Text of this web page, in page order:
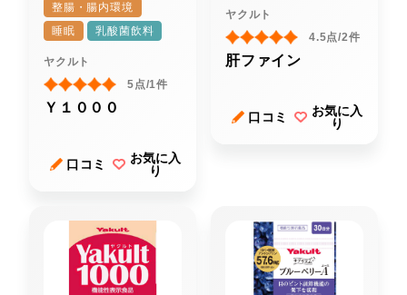
整腸・腸内環境
睡眠
乳酸菌飲料
ヤクルト
5点/1件
Ｙ１０００
口コミ
お気に入
り
ヤクルト
4.5点/2件
肝ファイン
口コミ
お気に入
り